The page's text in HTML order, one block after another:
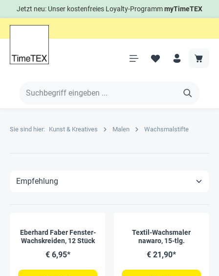
Jetzt neu: Unser kostenfreies Loyalty-ProgrammmyTimeTEX
Sie sind hier: Kunst & Kreatives Malen Wachsmalstifte
Eberhard Faber Fenster-
Wachskreiden, 12 Stück
€ 6,95*
Textil-Wachsmaler
nawaro, 15-tlg.
€ 21,90*